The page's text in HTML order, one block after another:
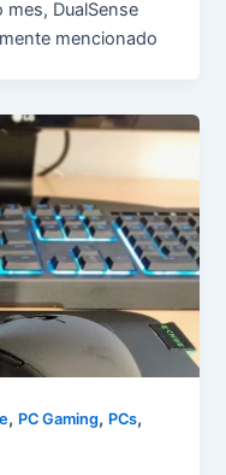
mes, DualSense
mencionado
, PC Gaming, PCs,